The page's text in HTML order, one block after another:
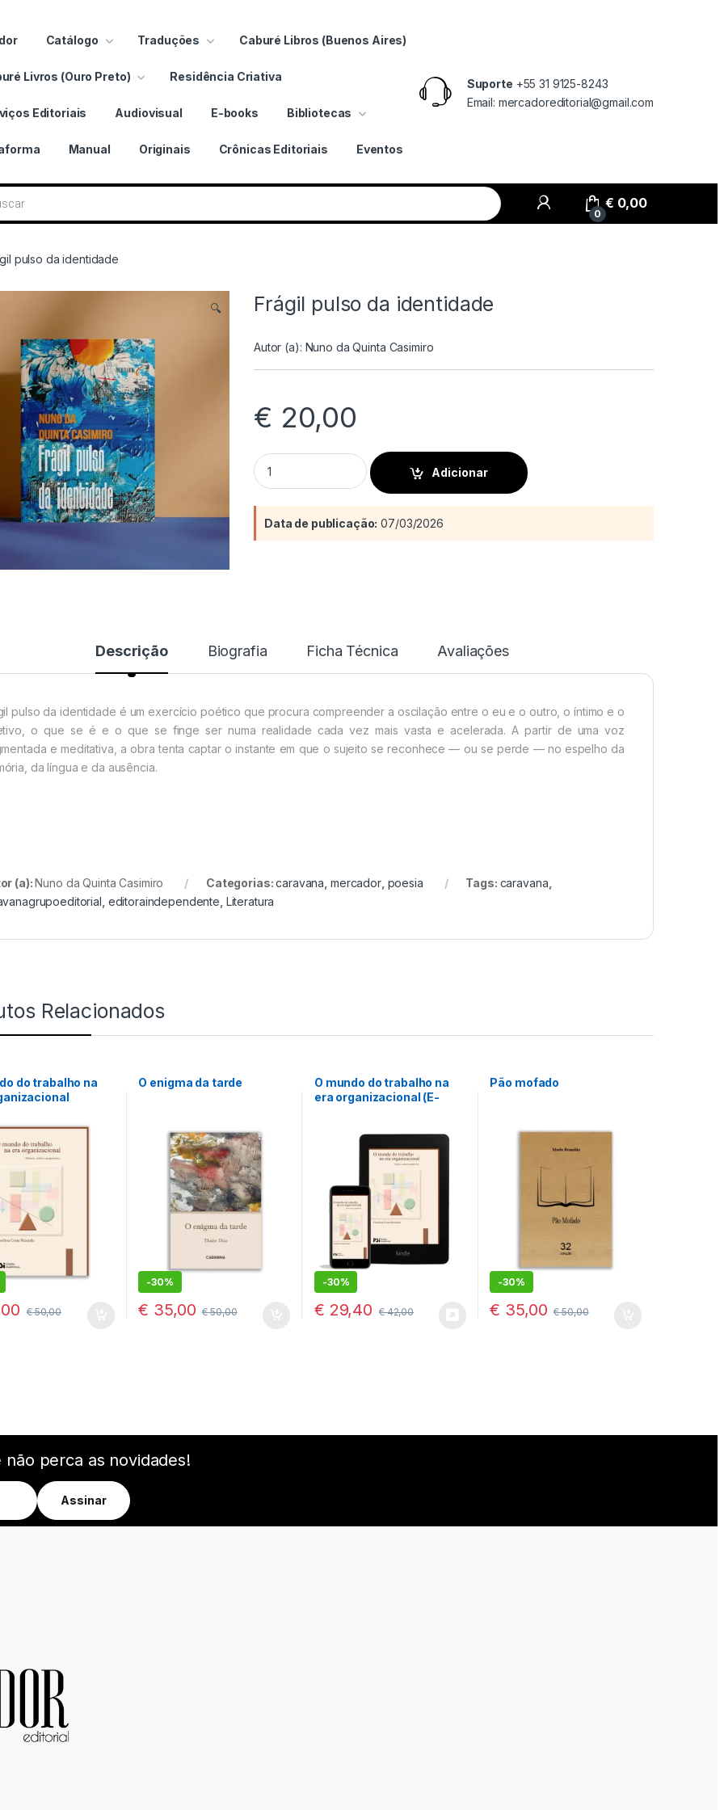
Catálogo Traduções Caburé Libros (Buenos Aires)
Livros (Ouro Preto) Residência Criativa
Editoriais Audiovisual E-books Bibliotecas
Manual Originais Crônicas Editoriais Eventos
Suporte +55 31 9125-8243
Email: mercadoreditorial@gmail.com
0
€ 0,00
pulso da identidade
🔍 Frágil pulso da identidade
Autor (a): Nuno da Quinta Casimiro
€ 20,00
Frágil pulso da identidade quantity
Adicionar
Data de publicação: 07/03/2026
Descrição Biografia Ficha Técnica Avaliações
pulso da identidade é um exercício poético que procura compreender a oscilação entre o eu e o outro, o íntimo e o
o que se é e o que se finge ser numa realidade cada vez mais vasta e acelerada. A partir de uma voz
e meditativa, a obra tenta captar o instante em que o sujeito se reconhece — ou se perde — no espelho da
da língua e da ausência.
(a):Nuno da Quinta Casimiro Categorias:caravana mercador, poesia Tags: caravana
editoraindependente Literatura
Relacionados
do trabalho na
€50,00
O enigma da tarde
-30%
€ 35,00 €50,00
O mundo do trabalho na
era organizacional (E-
-30%
€ 29,40 €42,00
Pão mofado
-30%
€ 35,00 €50,00
perca as novidades!